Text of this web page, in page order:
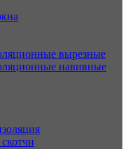
вырезные
навивные